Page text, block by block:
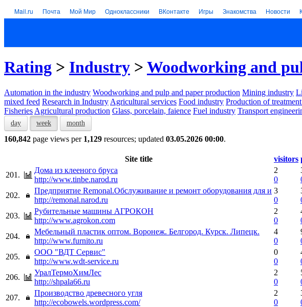
Mail.ru Почта Мой Мир Одноклассники ВКонтакте Игры Знакомства Новости
Rating > Industry > Woodworking and
Automation in the industry Woodworking and pulp and paper production Mining industry
mixed feed Research in Industry Agricultural services Food industry Production of
Fisheries Agricultural production Glass, porcelain, faience Fuel industry Transport
day week month
160,842 page views per 1,129 resources; updated 03.05.2026 00:00.
Site title visitors
201.
Дома из клееного бруса
http://www.tinbe.narod.ru
2
0
202.
Предприятие Remonal.Обслуживание и ремонт оборудования для и
http://remonal.narod.ru
3
0
203.
Рубительные машины АГРОКОН
http://www.agrokon.com
2
0
204.
Мебельный пластик оптом. Воронеж. Белгород. Курск. Липецк.
http://www.furnito.ru
4
0
205.
ООО "ВДТ Сервис"
http://www.wdt-service.ru
0
0
206.
УралТермоХимЛес
http://shpala66.ru
2
0
207.
Производство древесного угля
http://ecobowels.wordpress.com/
2
0